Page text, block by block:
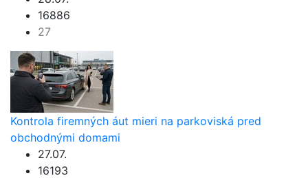
16886
27
Kontrola firemných áut mieri na parkoviská pred
obchodnými domami
27.07.
16193